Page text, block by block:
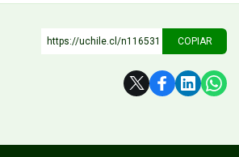
https://uchile.cl/n116531 COPIAR